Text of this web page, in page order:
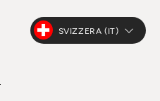
SVIZZERA (IT)